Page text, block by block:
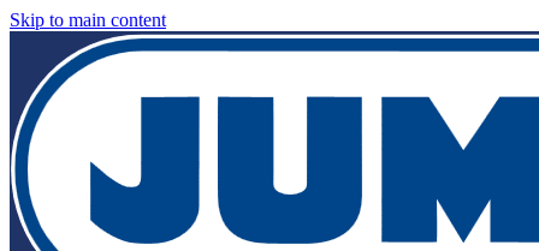
Skip to main content